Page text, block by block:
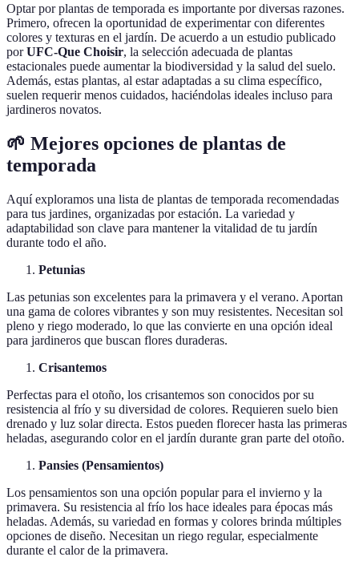
Optar por plantas de temporada es importante por diversas razones.
Primero, ofrecen la oportunidad de experimentar con diferentes
colores y texturas en el jardín. De acuerdo a un estudio publicado
porUFC-Que Choisir, la selección adecuada de plantas
estacionales puede aumentar la biodiversidad y la salud del suelo.
Además, estas plantas, al estar adaptadas a su clima específico,
suelen requerir menos cuidados, haciéndolas ideales incluso para
jardineros novatos.
🌱 Mejores opciones de plantas de
temporada
Aquí exploramos una lista de plantas de temporada recomendadas
para tus jardines, organizadas por estación. La variedad y
adaptabilidad son clave para mantener la vitalidad de tu jardín
durante todo el año.
Petunias
Las petunias son excelentes para la primavera y el verano. Aportan
una gama de colores vibrantes y son muy resistentes. Necesitan sol
pleno y riego moderado, lo que las convierte en una opción ideal
para jardineros que buscan flores duraderas.
Crisantemos
Perfectas para el otoño, los crisantemos son conocidos por su
resistencia al frío y su diversidad de colores. Requieren suelo bien
drenado y luz solar directa. Estos pueden florecer hasta las primeras
heladas, asegurando color en el jardín durante gran parte del otoño.
Pansies (Pensamientos)
Los pensamientos son una opción popular para el invierno y la
primavera. Su resistencia al frío los hace ideales para épocas más
heladas. Además, su variedad en formas y colores brinda múltiples
opciones de diseño. Necesitan un riego regular, especialmente
durante el calor de la primavera.